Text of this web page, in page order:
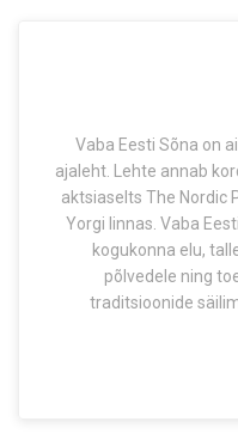
Vaba Eesti Sõna on
ajaleht. Lehte annab
aktsiaselts The Nordic
Yorgi linnas. Vaba
kogukonna elu,
põlvedele ning
traditsioonide